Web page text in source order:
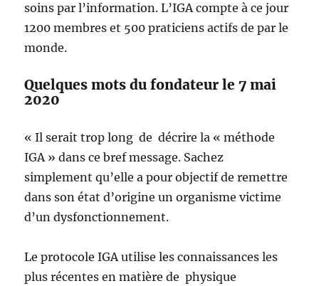
soins par l’information. L’IGA compte à ce jour
1200 membres et 500 praticiens actifs de par le
monde.
Quelques mots du fondateur le 7 mai
2020
« Il serait trop long de décrire la « méthode
IGA » dans ce bref message. Sachez
simplement qu’elle a pour objectif de remettre
dans son état d’origine un organisme victime
d’un dysfonctionnement.
Le protocole IGA utilise les connaissances les
plus récentes en matière de physique